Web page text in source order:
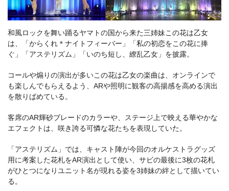
和風ロックを舞い踊るヤマトの国から来た三姉妹この花は乙女
は、「からくれ＊ナイトフィーバー」「私の初恋をこの花に捧
ぐ」「アステリズム」「いのち短し、繚乱乙女」を披露。
コールや煽りの演出が多いこの花は乙女の楽曲は、オンラインで
も楽しんでもらえるよう、ARや照明に観客の高揚感を高める演出
を散りばめている。
客席のAR輝砂ブレードのカラーや、ステージ上で映える華やかな
エフェクトは、咲き誇る可憐な花たちを表現していた。
「アステリズム」では、キャスト陣が今回のオルケストラグッズ
用に考案した花札をAR演出として使い、サビの最後に3枚の花札
がひとつになりユニット名が現れる姿を3姉妹の絆として描いてい
る。